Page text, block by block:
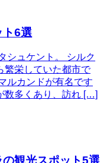
ト6選
シュケント。 シルク
繁栄していた都市で
ルカンドが有名です
数多くあり、訪れ […]
観光スポット5選